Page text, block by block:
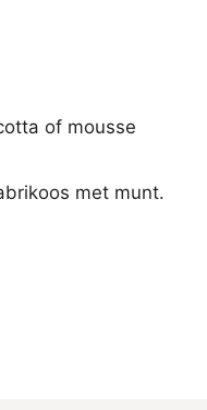
of mousse
met munt.